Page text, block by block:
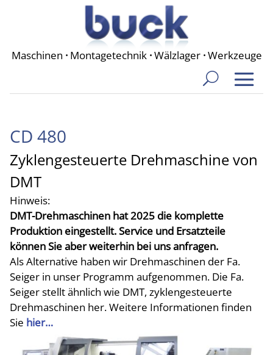
Maschinen ·Montagetechnik ·Wälzlager ·Werkzeuge
CD 480
Zyklengesteuerte Drehmaschine von
DMT
Hinweis:
DMT-Drehmaschinen hat 2025 die komplette
Produktion eingestellt. Service und Ersatzteile
können Sie aber weiterhin bei uns anfragen.
Als Alternative haben wir Drehmaschinen der Fa.
Seiger in unser Programm aufgenommen. Die Fa.
Seiger stellt ähnlich wie DMT, zyklengesteuerte
Drehmaschinen her. Weitere Informationen finden
Sie hier…